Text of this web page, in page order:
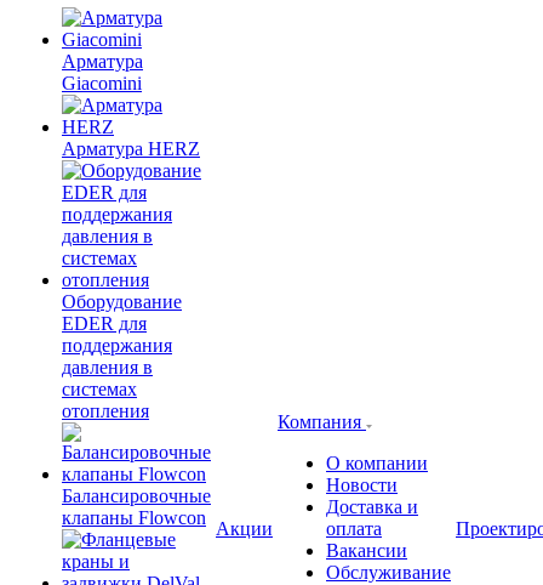
Арматура
Giacomini
Арматура HERZ
Оборудование
EDER для
поддержания
давления в
системах
отопления
Балансировочные
клапаны Flowcon
Акции
Компания
О компании
Новости
Доставка и
оплата
Вакансии
Обслуживание